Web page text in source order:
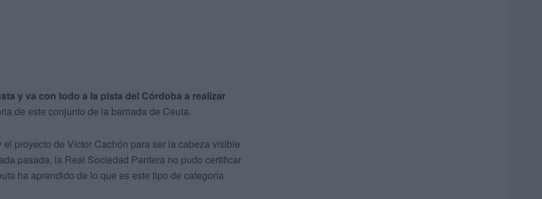
y va con todo a la pista del Córdoba a realizar
de este conjunto de la barriada de Ceuta.
proyecto de Víctor Cachón para ser la cabeza visible
pasada, la Real Sociedad Pantera no pudo certificar
ha aprendido de lo que es este tipo de categoría